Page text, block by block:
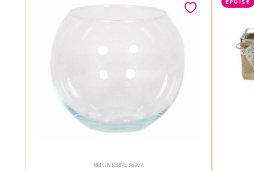
RÉF. INTERNE 36967